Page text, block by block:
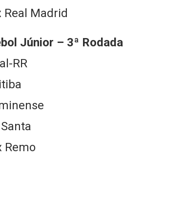
Madrid
Júnior – 3ª Rodada
RR
Remo